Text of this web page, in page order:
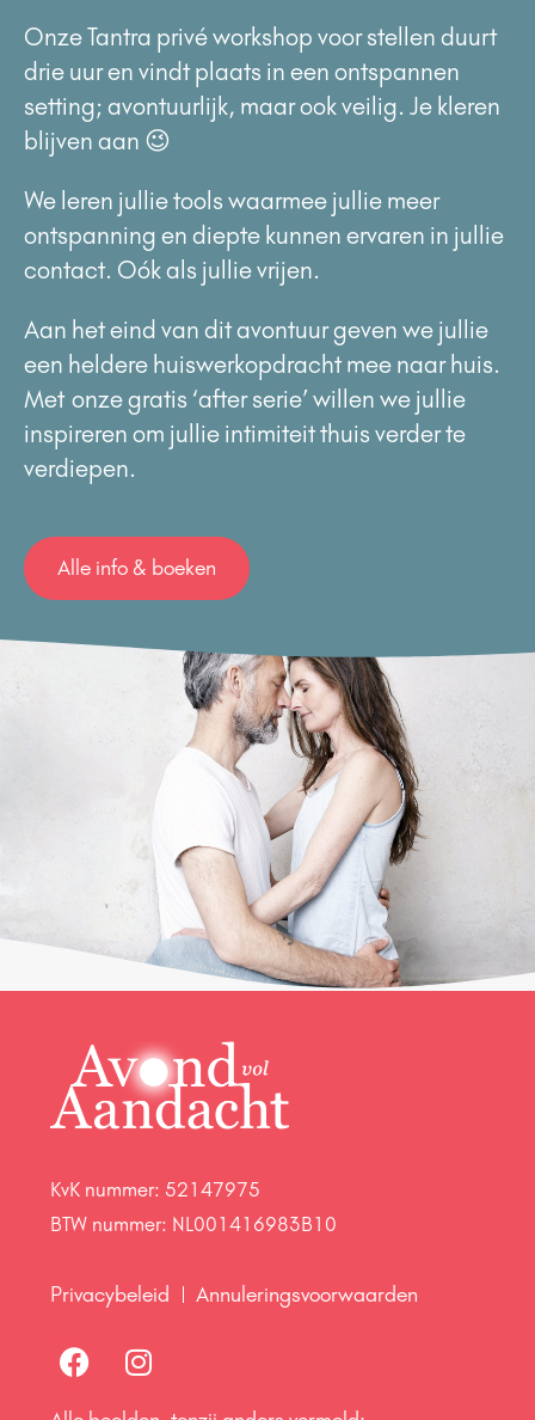
Onze Tantra privé workshop voor stellen duurt
drie uur en vindt plaats in een ontspannen
setting; avontuurlijk, maar ook veilig. Je kleren
blijven aan 😉
We leren jullie tools waarmee jullie meer
ontspanning en diepte kunnen ervaren in jullie
contact. Oók als jullie vrijen.
Aan het eind van dit avontuur geven we jullie
een heldere huiswerkopdracht mee naar huis.
Met onze gratis ‘after serie’ willen we jullie
inspireren om jullie intimiteit thuis verder te
verdiepen.
Alle info & boeken
KvK nummer: 52147975
BTW nummer: NL001416983B10
Privacybeleid Annuleringsvoorwaarden